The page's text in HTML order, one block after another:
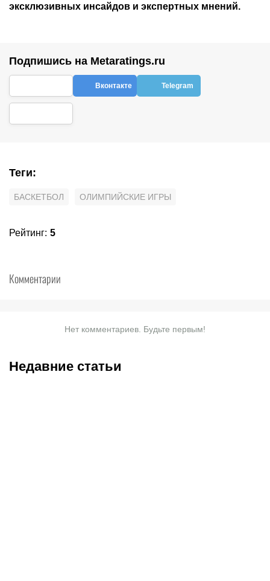
эксклюзивных инсайдов и экспертных мнений.
Подпишись на Metaratings.ru
Вконтакте Telegram
Теги:
БАСКЕТБОЛ ОЛИМПИЙСКИЕ ИГРЫ
Рейтинг: 5
Комментарии
Нет комментариев. Будьте первым!
Недавние статьи